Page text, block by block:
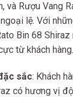
và Rượu Vang
lệ. Với
Bin 68
từ khách hàng.
sắc: Khách
có hương vị